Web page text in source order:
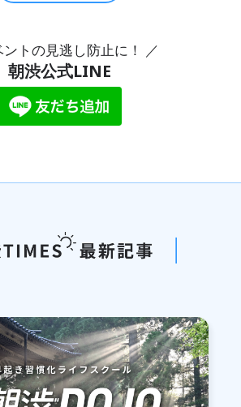
ントの見逃し防止に！ ／
朝渋公式LINE